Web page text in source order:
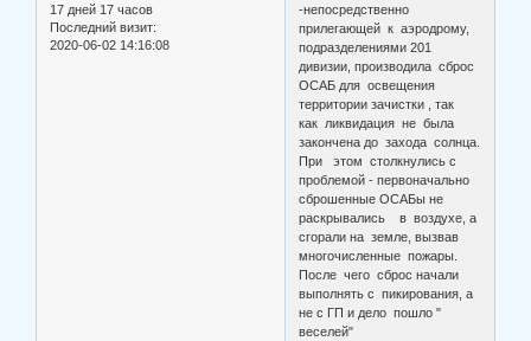
17 дней 17 часов
Последний визит:
2020-06-02 14:16:08
-непосредственно
прилегающей к аэродрому,
подразделениями 201
дивизии, производила сброс
ОСАБ для освещения
территории зачистки , так
как ликвидация не была
закончена до захода солнца.
При этом столкнулись с
проблемой - первоначально
сброшенные ОСАБы не
раскрывались в воздухе, а
сгорали на земле, вызвав
многочисленные пожары.
После чего сброс начали
выполнять с пикирования, а
не с ГП и дело пошло "
веселей"